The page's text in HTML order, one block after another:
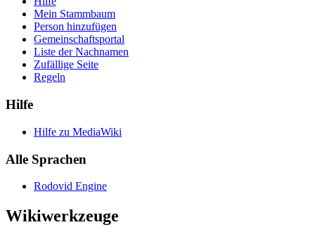
Mein Stammbaum
Person hinzufügen
Gemeinschafts­portal
Liste der Nachnamen
Zufällige Seite
Regeln
Hilfe
Hilfe zu MediaWiki
Alle Sprachen
Rodovid Engine
Wikiwerkzeuge